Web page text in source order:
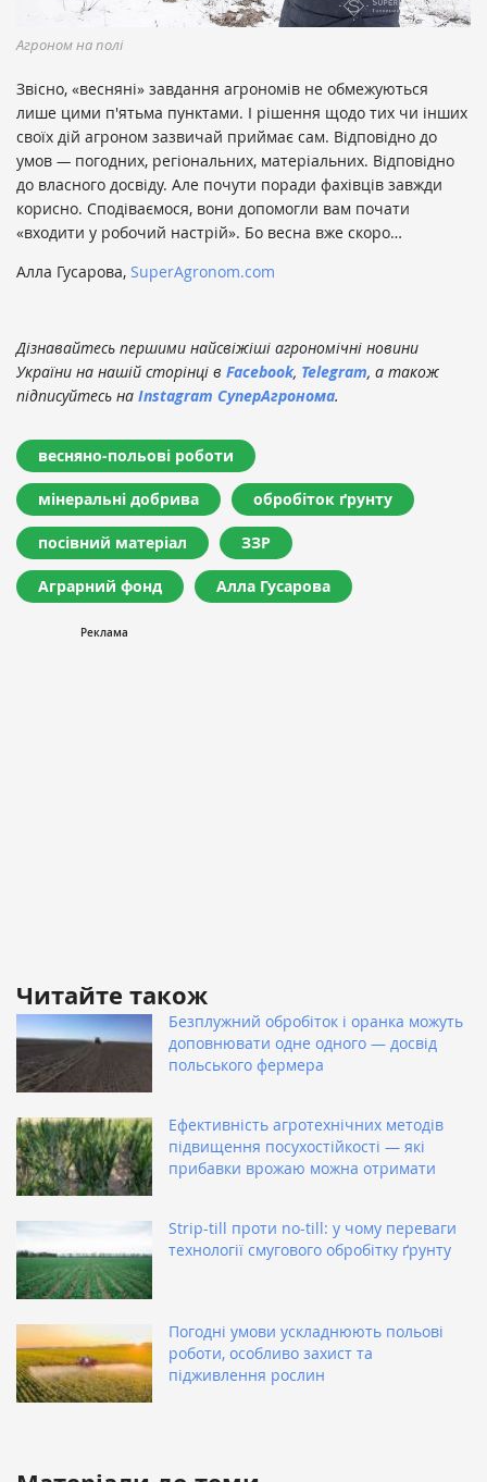
Агроном на полі
Звісно, «весняні» завдання агрономів не обмежуються
лише цими п'ятьма пунктами. І рішення щодо тих чи інших
своїх дій агроном зазвичай приймає сам. Відповідно до
умов — погодних, регіональних, матеріальних. Відповідно
до власного досвіду. Але почути поради фахівців завжди
корисно. Сподіваємося, вони допомогли вам почати
«входити у робочий настрій». Бо весна вже скоро…
Алла Гусарова, SuperAgronom.com
Дізнавайтесь першими найсвіжіші агрономічні новини
України на нашій сторінці в Facebook, Telegram, а також
підписуйтесь на Instagram СуперАгронома.
весняно-польові роботи
мінеральні добрива обробіток ґрунту
посівний матеріал ЗЗР
Аграрний фонд Алла Гусарова
Читайте також
Безплужний обробіток і оранка можуть
доповнювати одне одного — досвід
польського фермера
Ефективність агротехнічних методів
підвищення посухостійкості — які
прибавки врожаю можна отримати
Strip-till проти no-till: у чому переваги
технології смугового обробітку ґрунту
Погодні умови ускладнюють польові
роботи, особливо захист та
підживлення рослин